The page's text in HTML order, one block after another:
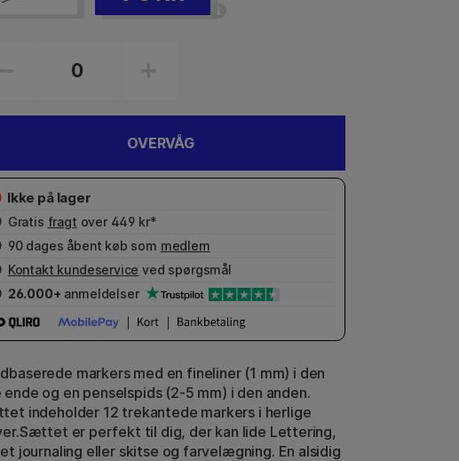
OVERVÅG
Gratis fragt over 449 kr*
90 dages åbent køb som medlem
Kontakt kundeservice ved spørgsmål
26.000+ anmeldelser
markers med en fineliner (1 mm) i den
ende og en penselspids (2-5 mm) i den anden.
indeholder 12 trekantede markers i herlige
er perfekt til dig, der kan lide Lettering,
journaling eller skitse og farvelægning. En alsidig